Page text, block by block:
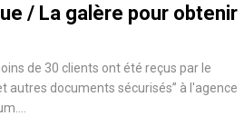
/ La galère pour obtenir
de 30 clients ont été reçus par le
documents sécurisés’’ à l'agence